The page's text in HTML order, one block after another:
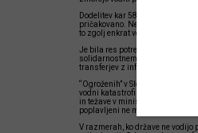
Dodelitev kar 589.000 evrov za
pričakovano. Ne zato, ker
to zgolj enkrat več potrdilo, da
Je bila res potrebna naravna
solidarnostnemu prispevku za
transferjev z inflacijo?
“Ogroženih” v Sloveniji ni
vodni katastrofi zastala. Za to
in težave v ministrskih
poplavljeni ne morejo obetati
V razmerah, ko države ne